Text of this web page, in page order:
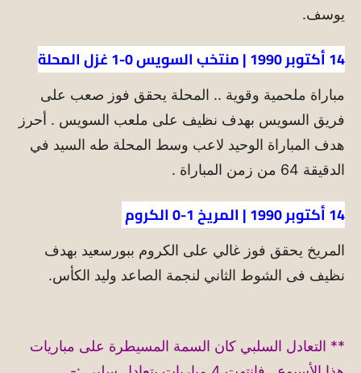
يوسف.
14 أكتوبر 1990 | منتخب السويس 0-1 غزل المحلة
مباراة ملحمية وقوية .. المحلة يحقق فوز صعب على
فريق السويس بهدف نظيف على ملعب السويس . أحرز
هدف المباراة الوحيد لاعب وسط المحلة طه السيد في
الدقيقة 64 من زمن المباراة .
14 أكتوبر 1990 | المريخ 1-0 الكروم
المريخ يحقق فوز غالي على الكروم ببورسعيد بهدف
نظيف فى الشوط الثاني لنجمة الصاعد وليد الكأس.
** التعادل السلبي كان السمة المسيطرة على مباريات